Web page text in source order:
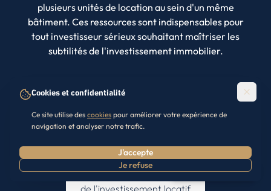
Prendre RDV
plusieurs unités de location au sein d'un même
bâtiment. Ces ressources sont indispensables pour
tout investisseur sérieux souhaitant maîtriser les
subtilités de l'investissement immobilier.
LES AVANTAGES
de l'investissement locatif
Cookies et confidentialité
Ce site utilise des cookies pour améliorer votre expérience de
navigation et analyser notre trafic.
J'accepte
Je refuse